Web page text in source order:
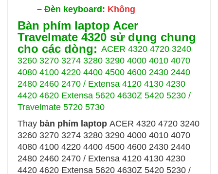
– Đèn keyboard: Không
Bàn phím laptop Acer
Travelmate 4320 sử dụng chung
cho các dòng: ACER 4320 4720 3240
3260 3270 3274 3280 3290 4000 4010 4070
4080 4100 4220 4400 4500 4600 2430 2440
2480 2460 2470 / Extensa 4120 4130 4230
4420 4620 Extensa 5620 4630Z 5420 5230 /
Travelmate 5720 5730
Thay bàn phím laptop ACER 4320 4720 3240
3260 3270 3274 3280 3290 4000 4010 4070
4080 4100 4220 4400 4500 4600 2430 2440
2480 2460 2470 / Extensa 4120 4130 4230
4420 4620 Extensa 5620 4630Z 5420 5230 /